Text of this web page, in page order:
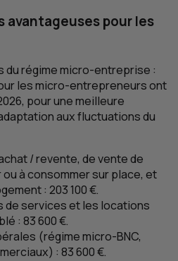
avantageuses pour les
du régime micro-entreprise :
les micro-entrepreneurs ont
pour une meilleure
aux fluctuations du
/ revente, de vente de
à consommer sur place, et
: 203 100 €.
de services et les locations
: 83 600 €.
(régime micro-BNC,
: 83 600 €.